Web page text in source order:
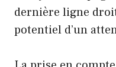
dernière ligne
potentiel d’un